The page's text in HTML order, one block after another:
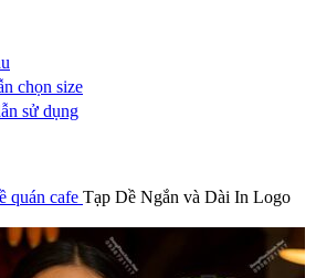
chọn size
sử dụng
quán cafe Tạp Dề Ngắn và Dài In Logo